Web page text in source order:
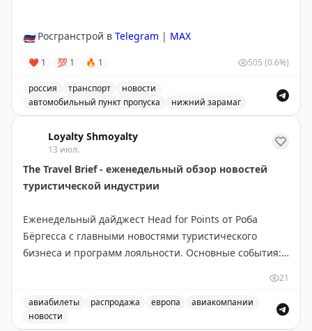
года, эксперты скептичны относительно этого срока.
ETIAS работает по принципу американской ESTA и
въезд в Шенген. Стоимость разрешения составит 20
евро.
Эти инициативы упростят процесс прохождения
границы для путешественников, хотя внедрение
требует значительных инвестиций и времени.
🇷🇺Росгранстрой в Telegram | MAX
❤ 1 💯 1 🔥 1 505 (0.6%)
россия транспорт
новости
автомобильный пункт пропуска
нижний зарамаг
Loyalty Shmoyalty
13 июл.
The Travel Brief - еженедельный обзор новостей
туристической индустрии
Еженедельный дайджест Head for Points от Роба
Бёргесса с главными новостями туристического
бизнеса и программ лояльности. Основные события:
easyJet продаёт свой бизнес Apollo, открылся люкс-
лаунж в Manchester Airport. Выгодные предложения:
21
авиабилеты распродажа европа
авиакомпании
новости